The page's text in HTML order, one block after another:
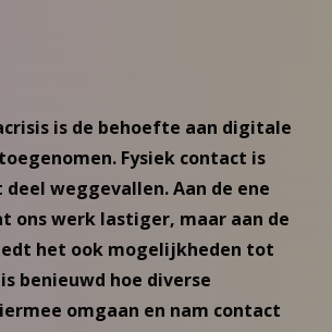
is de behoefte aan digitale
Fysiek contact is
weggevallen. Aan de ene
ons werk lastiger, maar aan de
het ook mogelijkheden tot
benieuwd hoe diverse
omgaan en nam contact